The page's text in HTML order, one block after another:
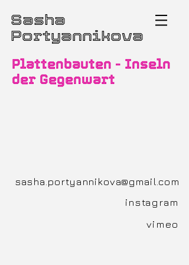
Sasha
Portyannikova
Plattenbauten - Inseln
der Gegenwart
sasha.portyannikova@gmail.com
instagram
vimeo